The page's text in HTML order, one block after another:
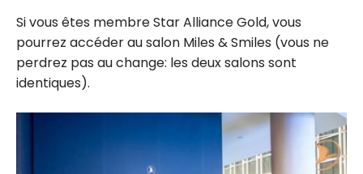
Si vous êtes membre Star Alliance Gold, vous
pourrez accéder au salon Miles & Smiles (vous ne
perdrez pas au change: les deux salons sont
identiques).